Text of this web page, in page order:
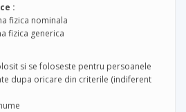
:
fizica nominala
fizica generica
si se foloseste pentru persoanele
dupa oricare din criterile (indiferent